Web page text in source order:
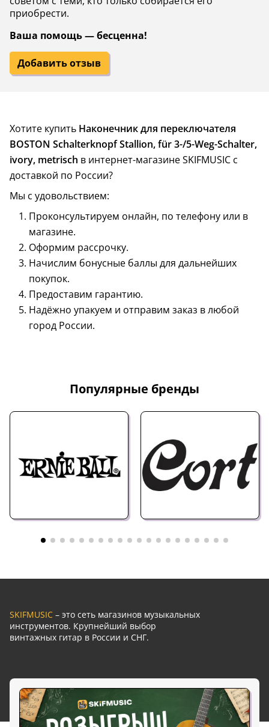
приобрести.
Ваша помощь — бесценна!
Добавить отзыв
Хотите купить Наконечник для переключателя
BOSTON Schalterknopf Stallion, für 3-/5-Weg-Schalter,
ivory, metrisch в интернет-магазине SKIFMUSIC с
доставкой по России?
Мы с удовольствием:
Проконсультируем онлайн, по телефону или в
магазине.
Оформим рассрочку.
Начислим бонусные баллы для дальнейших
покупок.
Предоставим гарантию.
Надёжно упакуем и отправим заказ в любой
город России.
Популярные бренды
SKIFMUSIC – это сеть магазинов музыкальных
инструментов. Крупнейший выбор
винтажных гитар в России и СНГ.